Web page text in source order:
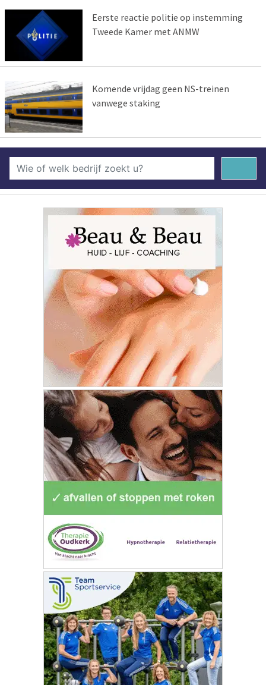
Eerste reactie politie op instemming
Tweede Kamer met ANMW
Komende vrijdag geen NS-treinen
vanwege staking